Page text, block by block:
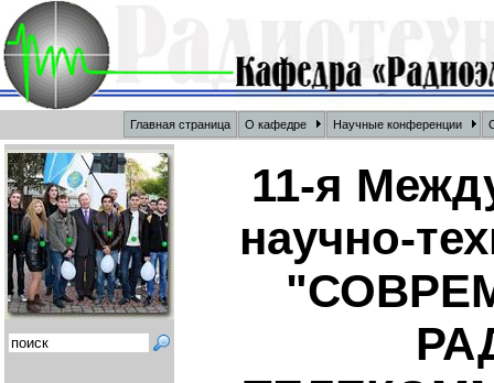
Главная страница О кафедре Научные конференции
11-я
научно-